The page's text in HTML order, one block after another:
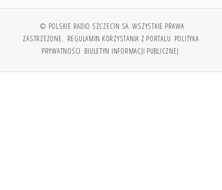
© POLSKIE RADIO SZCZECIN SA. WSZYSTKIE PRAWA
ZASTRZEŻONE. REGULAMIN KORZYSTANIA Z PORTALU POLITYKA
PRYWATNOŚCI BIULETYN INFORMACJI PUBLICZNEJ